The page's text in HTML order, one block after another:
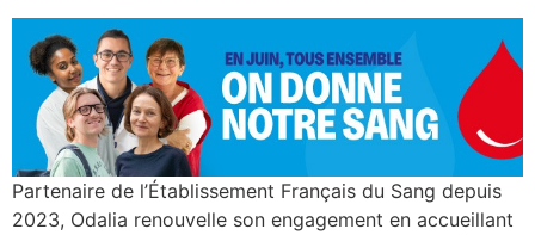
Partenaire de l’Établissement Français du Sang depuis
2023, Odalia renouvelle son engagement en accueillant